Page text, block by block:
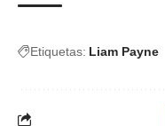
Etiquetas: Liam Payne